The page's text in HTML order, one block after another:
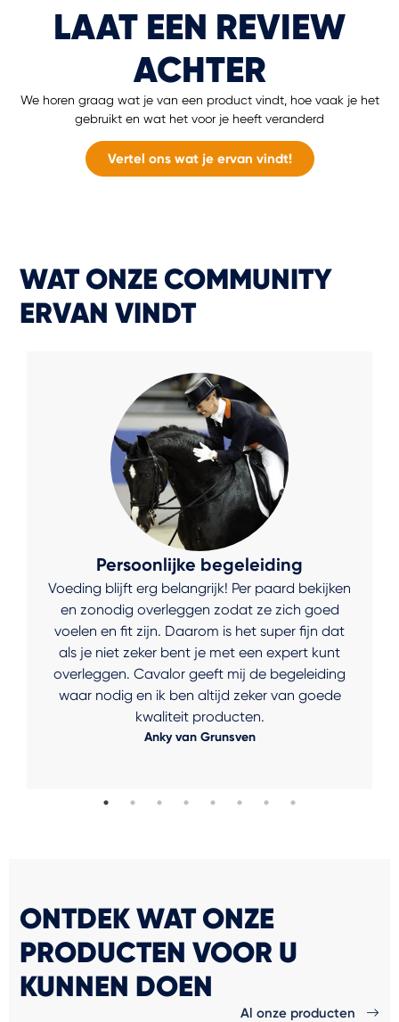
LAAT EEN REVIEW
ACHTER
We horen graag wat je van een product vindt, hoe vaak je het
gebruikt en wat het voor je heeft veranderd
Vertel ons wat je ervan vindt!
WAT ONZE COMMUNITY
ERVAN VINDT
Persoonlijke begeleiding
Voeding blijft erg belangrijk! Per paard bekijken
en zonodig overleggen zodat ze zich goed
voelen en fit zijn. Daarom is het super fijn dat
als je niet zeker bent je met een expert kunt
overleggen. Cavalor geeft mij de begeleiding
waar nodig en ik ben altijd zeker van goede
kwaliteit producten.
Anky van Grunsven
ONTDEK WAT ONZE
PRODUCTEN VOOR U
KUNNEN DOEN
Al onze producten